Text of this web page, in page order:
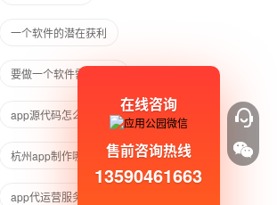
一个软件的潜在获利
要做一个软件需要什么
app源代码怎么样上传到服务器
杭州app制作哪家好
app代运营服务项目
在线咨询
售前咨询热线
13590461663